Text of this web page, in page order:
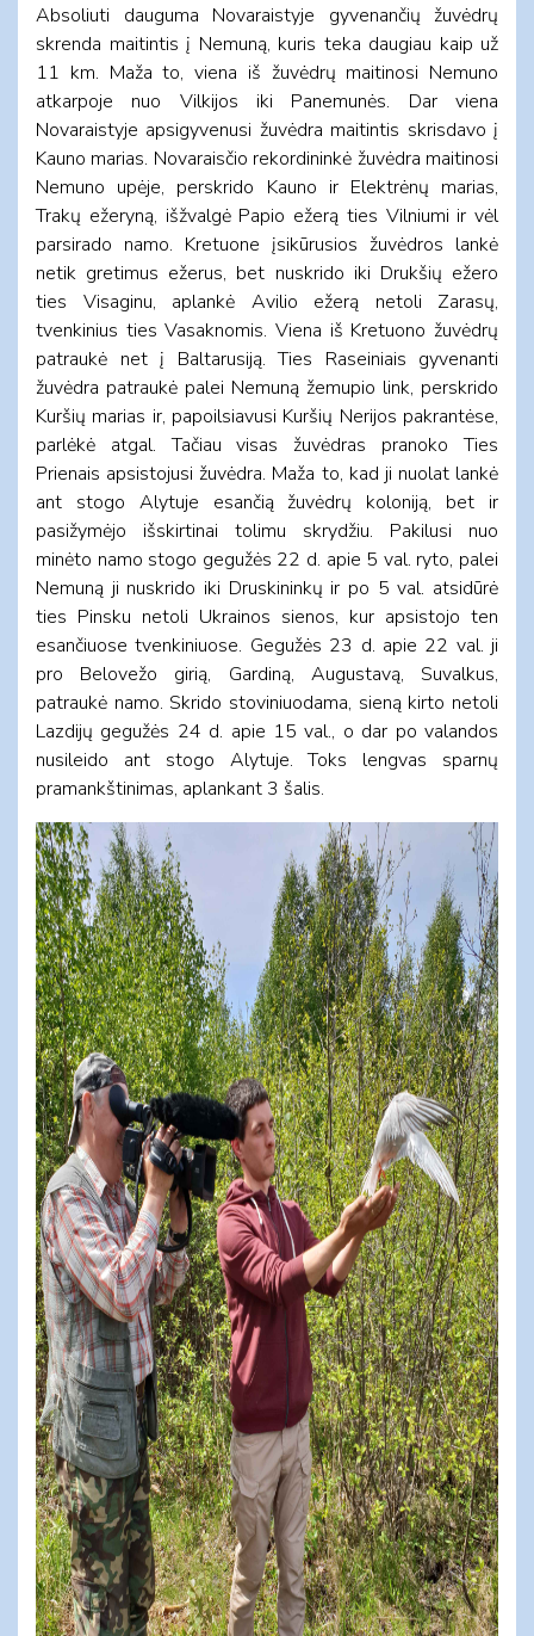
Absoliuti dauguma Novaraistyje gyvenančių žuvėdrų
skrenda maitintis į Nemuną, kuris teka daugiau kaip už
11 km. Maža to, viena iš žuvėdrų maitinosi Nemuno
atkarpoje nuo Vilkijos iki Panemunės. Dar viena
Novaraistyje apsigyvenusi žuvėdra maitintis skrisdavo į
Kauno marias. Novaraisčio rekordininkė žuvėdra maitinosi
Nemuno upėje, perskrido Kauno ir Elektrėnų marias,
Trakų ežeryną, išžvalgė Papio ežerą ties Vilniumi ir vėl
parsirado namo. Kretuone įsikūrusios žuvėdros lankė
netik gretimus ežerus, bet nuskrido iki Drukšių ežero
ties Visaginu, aplankė Avilio ežerą netoli Zarasų,
tvenkinius ties Vasaknomis. Viena iš Kretuono žuvėdrų
patraukė net į Baltarusiją. Ties Raseiniais gyvenanti
žuvėdra patraukė palei Nemuną žemupio link, perskrido
Kuršių marias ir, papoilsiavusi Kuršių Nerijos pakrantėse,
parlėkė atgal. Tačiau visas žuvėdras pranoko Ties
Prienais apsistojusi žuvėdra. Maža to, kad ji nuolat lankė
ant stogo Alytuje esančią žuvėdrų koloniją, bet ir
pasižymėjo išskirtinai tolimu skrydžiu. Pakilusi nuo
minėto namo stogo gegužės 22 d. apie 5 val. ryto, palei
Nemuną ji nuskrido iki Druskininkų ir po 5 val. atsidūrė
ties Pinsku netoli Ukrainos sienos, kur apsistojo ten
esančiuose tvenkiniuose. Gegužės 23 d. apie 22 val. ji
pro Belovežo girią, Gardiną, Augustavą, Suvalkus,
patraukė namo. Skrido stoviniuodama, sieną kirto netoli
Lazdijų gegužės 24 d. apie 15 val., o dar po valandos
nusileido ant stogo Alytuje. Toks lengvas sparnų
pramankštinimas, aplankant 3 šalis.